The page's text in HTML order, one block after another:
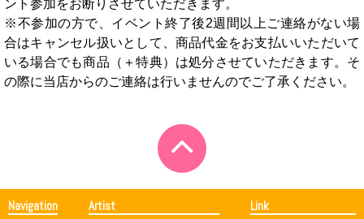
ント参加をお断りさせていただきます。
※不参加の方で、イベント終了後2週間以上ご連絡がない場
合はキャンセル扱いとして、商品代金をお支払いいただいて
いる場合でも商品（＋特典）は処分させていただきます。そ
の際に当店からのご連絡は行いませんのでご了承ください。
Navigation
Artist
Link